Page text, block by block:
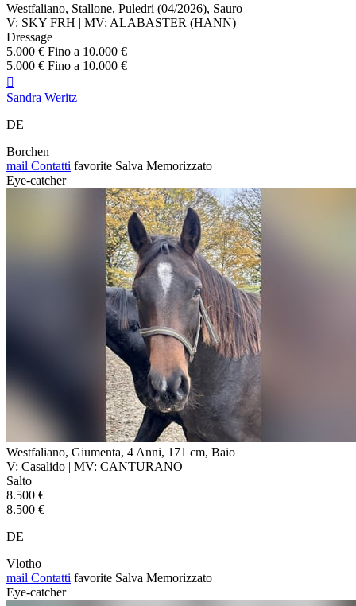
Westfaliano, Stallone, Puledri (04/2026), Sauro
V: SKY FRH | MV: ALABASTER (HANN)
Dressage
5.000 € Fino a 10.000 €
5.000 € Fino a 10.000 €

Sandra Weritz
DE
Borchen
mail Contatti favorite Salva Memorizzato
Eye-catcher
Westfaliano, Giumenta, 4 Anni, 171 cm, Baio
V: Casalido | MV: CANTURANO
Salto
8.500 €
8.500 €
DE
Vlotho
mail Contatti favorite Salva Memorizzato
Eye-catcher